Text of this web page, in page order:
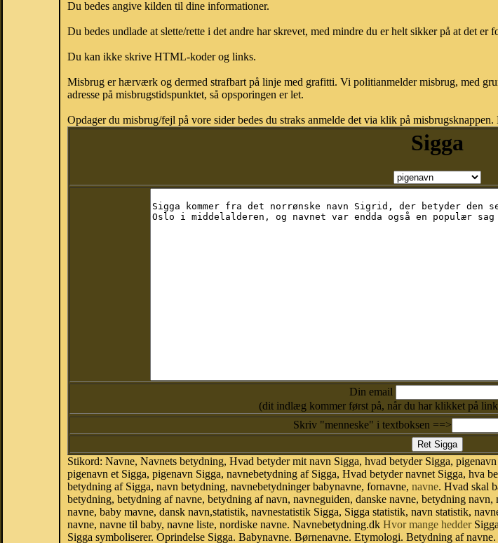
Du bedes angive kilden til dine informationer.
Du bedes undlade at slette/rette i det andre har skrevet, med mindre du er helt sikker på at det er
Du kan ikke skrive HTML-koder og links.
Misbrug er hærværk og dermed strafbart på linje med grafitti. Vi politianmelder misbrug, med
adresse på misbrugstidspunktet, så opsporingen er let.
Opdager du misbrug/fejl på vore sider bedes du straks anmelde det via klik på
Sigga
Din email
(dit indlæg kommer først på, når du har klikket på
Skriv "menneske" i textboksen ==>
Stikord: Navne, Navnets betydning, Hvad betyder mit navn Sigga, hvad betyder Sigga,
pigenavn et Sigga, pigenavn Sigga, navnebetydning af Sigga, Hvad betyder navnet Sigga, hva
betydning af Sigga, navn betydning, navnebetydninger babynavne, fornavne, navne. Hvad skal
betydning, betydning af navne, betydning af navn, navneguiden, danske navne, betydning
navne, baby mavne, dansk navn,statistik, navnestatistik Sigga, Sigga statistik, navn statistik,
navne, navne til baby, navne liste, nordiske navne. Navnebetydning.dk Hvor mange hedder
Sigga symboliserer. Oprindelse Sigga. Babynavne. Børnenavne. Etymologi. Betydning af